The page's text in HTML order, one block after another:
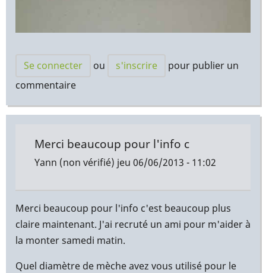
Se connecter ou s'inscrire
pour publier un
commentaire
Merci beaucoup pour l'info c
Yann (non vérifié) jeu 06/06/2013 - 11:02
Merci beaucoup pour l'info c'est beaucoup plus
claire maintenant. J'ai recruté un ami pour m'aider à
la monter samedi matin.
Quel diamètre de mèche avez vous utilisé pour le